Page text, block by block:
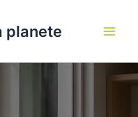
planete